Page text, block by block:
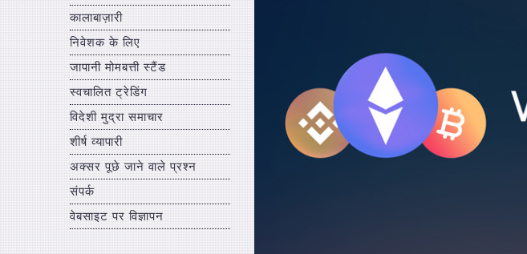
कालाबाज़ारी
निवेशक के लिए
जापानी मोमबत्ती स्टैंड
स्वचालित ट्रेडिंग
विदेशी मुद्रा समाचार
शीर्ष व्यापारी
अक्सर पूछे जाने वाले प्रश्न
संपर्क
वेबसाइट पर विज्ञापन